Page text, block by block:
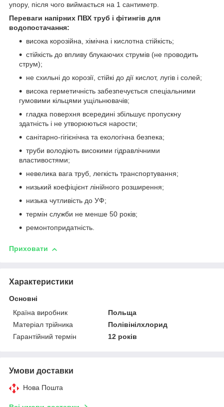
упору, після чого виймається на 1 сантиметр.
Переваги напірних ПВХ труб і фітингів для
водопостачання:
висока корозійна, хімічна і кислотна стійкість;
стійкість до впливу блукаючих струмів (не проводить
струм);
не схильні до корозії, стійкі до дії кислот, лугів і солей;
висока герметичність забезпечується спеціальними
гумовими кільцями ущільнювачів;
гладка поверхня всередині збільшує пропускну
здатність і не утворюються нарости;
санітарно-гігієнічна та екологічна безпека;
труби володіють високими гідравлічними
властивостями;
невелика вага труб, легкість транспортування;
низький коефіцієнт лінійного розширення;
низька чутливість до УФ;
термін служби не менше 50 років;
ремонтопридатність.
Приховати
Характеристики
Основні
Країна виробник
Польща
Матеріал трійника
Полівінілхлорид
Гарантійний термін
12 років
Умови доставки
Нова Пошта